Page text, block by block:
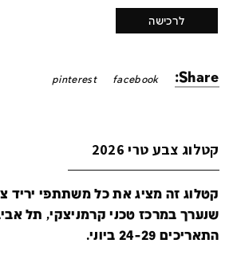
לרכישה
Share:
facebook
pinterest
קטלוג צבע טרי 2026
שנערך במרכז טכני קרמניצקי, תל
התאריכים 24-29 ביוני.